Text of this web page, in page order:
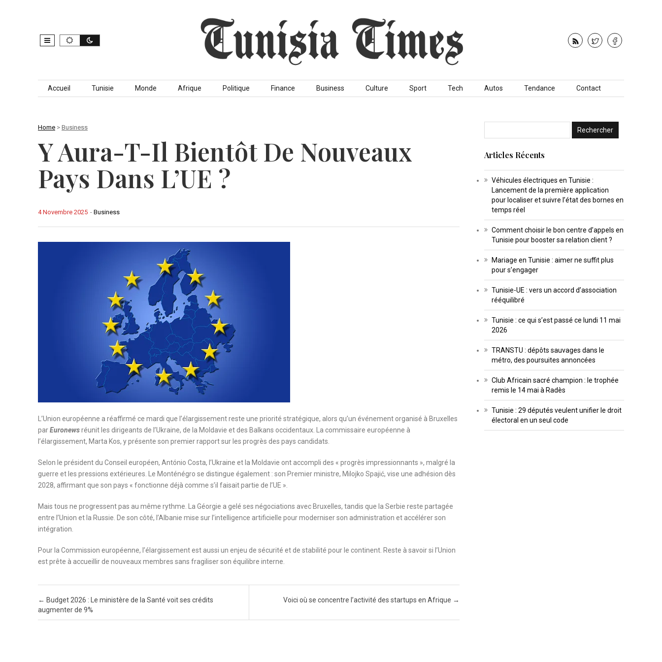
Skip to content
Accueil Tunisie Monde Afrique Politique Finance Business Culture Sport Tech Autos Tendance Contact
Home > Business
Y Aura-T-Il Bientôt De Nouveaux
Pays Dans L’UE ?
- Business
4 Novembre 2025
L’Union européenne a réaffirmé ce mardi que l’élargissement reste une priorité stratégique, alors qu’un événement organisé à Bruxelles
parEuronewsréunit les dirigeants de l’Ukraine, de la Moldavie et des Balkans occidentaux. La commissaire européenne à
l’élargissement, Marta Kos, y présente son premier rapport sur les progrès des pays candidats.
Selon le président du Conseil européen, António Costa, l’Ukraine et la Moldavie ont accompli des « progrès impressionnants », malgré la
guerre et les pressions extérieures. Le Monténégro se distingue également : son Premier ministre, Milojko Spajić, vise une adhésion dès
2028, affirmant que son pays « fonctionne déjà comme s’il faisait partie de l’UE ».
Mais tous ne progressent pas au même rythme. La Géorgie a gelé ses négociations avec Bruxelles, tandis que la Serbie reste partagée
entre l’Union et la Russie. De son côté, l’Albanie mise sur l’intelligence artificielle pour moderniser son administration et accélérer son
intégration.
Pour la Commission européenne, l’élargissement est aussi un enjeu de sécurité et de stabilité pour le continent. Reste à savoir si l’Union
est prête à accueillir de nouveaux membres sans fragiliser son équilibre interne.
Post navigation
← Budget 2026 : Le ministère de la Santé voit ses crédits
augmenter de 9%
Voici où se concentre l’activité des startups en Afrique →
Articles Récents
Véhicules électriques en Tunisie :
Lancement de la première application
pour localiser et suivre l’état des bornes en
temps réel
Comment choisir le bon centre d’appels en
Tunisie pour booster sa relation client ?
Mariage en Tunisie : aimer ne suffit plus
pour s’engager
Tunisie-UE : vers un accord d’association
rééquilibré
Tunisie : ce qui s’est passé ce lundi 11 mai
2026
TRANSTU : dépôts sauvages dans le
métro, des poursuites annoncées
Club Africain sacré champion : le trophée
remis le 14 mai à Radès
Tunisie : 29 députés veulent unifier le droit
électoral en un seul code